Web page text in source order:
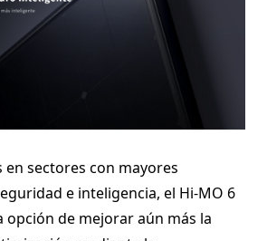
en sectores con mayores
e inteligencia, el Hi-MO 6
opción de mejorar aún más la